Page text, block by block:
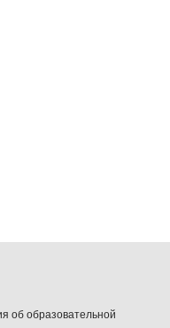
об образовательной